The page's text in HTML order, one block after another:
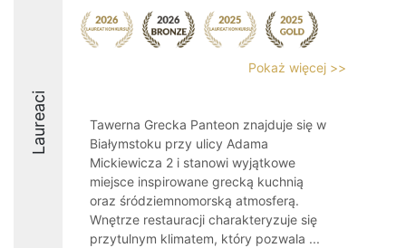
Laureaci
Pokaż więcej >>
Tawerna Grecka Panteon znajduje się w
Białymstoku przy ulicy Adama
Mickiewicza 2 i stanowi wyjątkowe
miejsce inspirowane grecką kuchnią
oraz śródziemnomorską atmosferą.
Wnętrze restauracji charakteryzuje się
przytulnym klimatem, który pozwala ...